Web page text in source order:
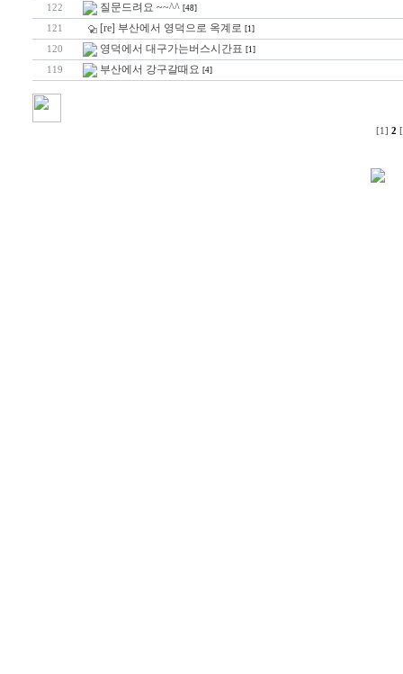
122 질문드려요 ~~^^ [48]
121 [re] 부산에서 영덕으로 옥계로 [1]
120 영덕에서 대구가는버스시간표 [1]
119 부산에서 강구갈때요 [4]
[1] 2